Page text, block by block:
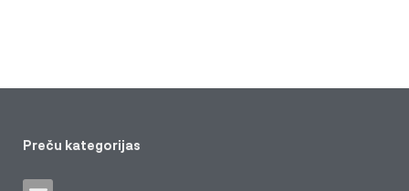
Preču kategorijas